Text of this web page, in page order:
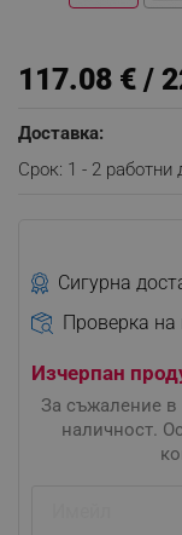
117.08 € /
Доставка:
Срок: 1 - 2 работни
Сигурна
Проверка на
Изчерпан
За съжаление в
наличност.